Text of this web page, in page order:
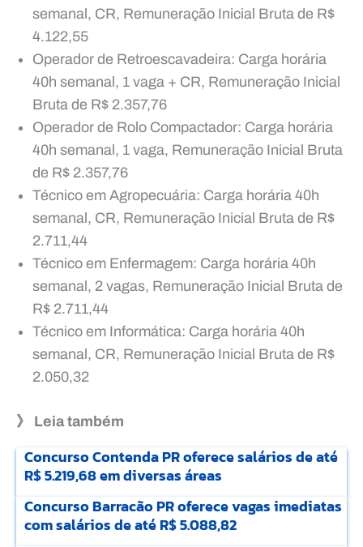
semanal, CR, Remuneração Inicial Bruta de R$
4.122,55
Operador de Retroescavadeira: Carga horária
40h semanal, 1 vaga + CR, Remuneração Inicial
Bruta de R$ 2.357,76
Operador de Rolo Compactador: Carga horária
40h semanal, 1 vaga, Remuneração Inicial Bruta
de R$ 2.357,76
Técnico em Agropecuária: Carga horária 40h
semanal, CR, Remuneração Inicial Bruta de R$
2.711,44
Técnico em Enfermagem: Carga horária 40h
semanal, 2 vagas, Remuneração Inicial Bruta de
R$ 2.711,44
Técnico em Informática: Carga horária 40h
semanal, CR, Remuneração Inicial Bruta de R$
2.050,32
》 Leia também
Concurso Contenda PR oferece salários de até
R$ 5.219,68 em diversas áreas
Concurso Barracão PR oferece vagas imediatas
com salários de até R$ 5.088,82